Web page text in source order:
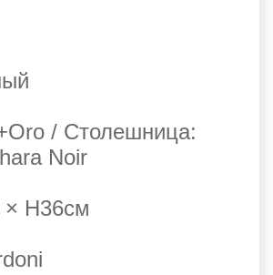
/ Столешница:
Noir
× H36см